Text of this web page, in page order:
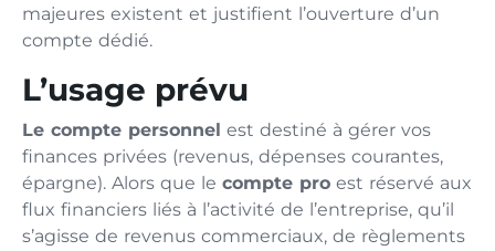
majeures existent et justifient l’ouverture d’un
compte dédié.
L’usage prévu
Le compte personnel est destiné à gérer vos
finances privées (revenus, dépenses courantes,
épargne). Alors que le compte pro est réservé aux
flux financiers liés à l’activité de l’entreprise, qu’il
s’agisse de revenus commerciaux, de règlements